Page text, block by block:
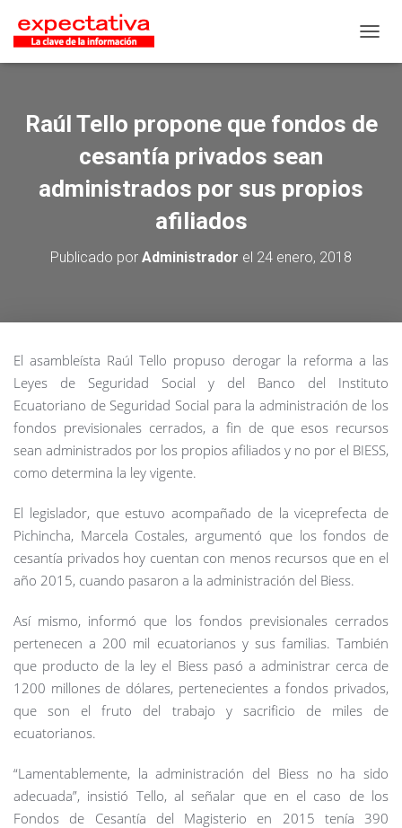
Raúl Tello propone que fondos de
cesantía privados sean
administrados por sus propios
afiliados
Publicado por Administrador el 24 enero, 2018
El asambleísta Raúl Tello propuso derogar la reforma a las
Leyes de Seguridad Social y del Banco del Instituto
Ecuatoriano de Seguridad Social para la administración de los
fondos previsionales cerrados, a fin de que esos recursos
sean administrados por los propios afiliados y no por el BIESS,
como determina la ley vigente.
El legislador, que estuvo acompañado de la viceprefecta de
Pichincha, Marcela Costales, argumentó que los fondos de
cesantía privados hoy cuentan con menos recursos que en el
año 2015, cuando pasaron a la administración del Biess.
Así mismo, informó que los fondos previsionales cerrados
pertenecen a 200 mil ecuatorianos y sus familias. También
que producto de la ley el Biess pasó a administrar cerca de
1200 millones de dólares, pertenecientes a fondos privados,
que son el fruto del trabajo y sacrificio de miles de
ecuatorianos.
“Lamentablemente, la administración del Biess no ha sido
adecuada”, insistió Tello, al señalar que en el caso de los
Fondos de Cesantía del Magisterio en 2015 tenía 390